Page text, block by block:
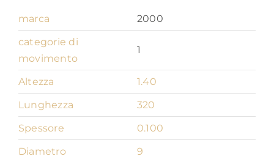
marca
2000
categorie di
movimento
1
Altezza
1.40
Lunghezza
320
Spessore
0.100
Diametro
9